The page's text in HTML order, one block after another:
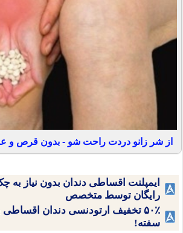
از شر زانو دردت راحت شو - بدون قرص و
ایمپلنت اقساطی دندان بدون نیاز
رایگان توسط متخصص
۵۰٪ تخفیف ارتودنسی دندان اقساطی
سفته!